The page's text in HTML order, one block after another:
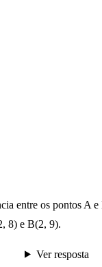
entre os pontos A e
8) e B(2, 9).
Ver resposta